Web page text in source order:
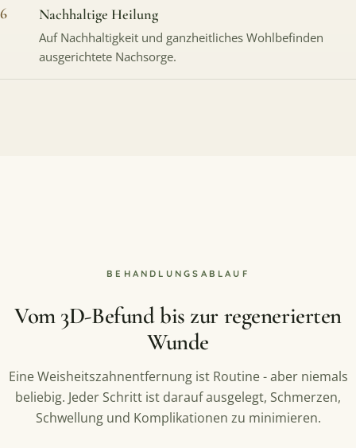
6 Nachhaltige Heilung
Auf Nachhaltigkeit und ganzheitliches Wohlbefinden
ausgerichtete Nachsorge.
BEHANDLUNGSABLAUF
Vom 3D-Befund bis zur regenerierten
Wunde
Eine Weisheitszahnentfernung ist Routine - aber niemals
beliebig. Jeder Schritt ist darauf ausgelegt, Schmerzen,
Schwellung und Komplikationen zu minimieren.